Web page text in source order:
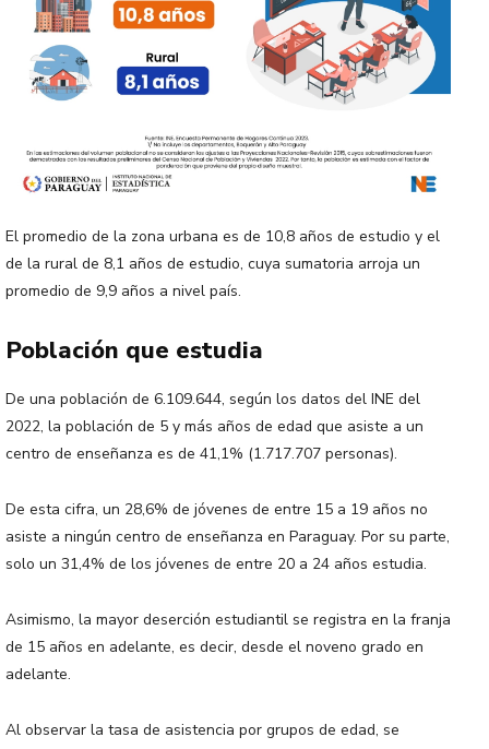
El promedio de la zona urbana es de 10,8 años de estudio y el
de la rural de 8,1 años de estudio, cuya sumatoria arroja un
promedio de 9,9 años a nivel país.
Población que estudia
De una población de 6.109.644, según los datos del INE del
2022, la población de 5 y más años de edad que asiste a un
centro de enseñanza es de 41,1% (1.717.707 personas).
De esta cifra, un 28,6% de jóvenes de entre 15 a 19 años no
asiste a ningún centro de enseñanza en Paraguay. Por su parte,
solo un 31,4% de los jóvenes de entre 20 a 24 años estudia.
Asimismo, la mayor deserción estudiantil se registra en la franja
de 15 años en adelante, es decir, desde el noveno grado en
adelante.
Al observar la tasa de asistencia por grupos de edad, se